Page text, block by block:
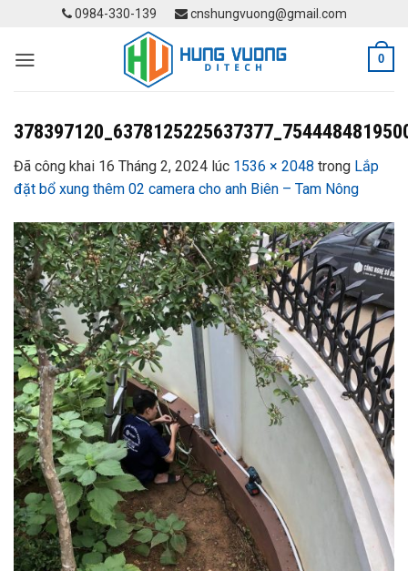
content
0984-330-139 cnshungvuong@gmail.com
0
Đã công khai 16 Tháng 2, 2024 lúc 1536 × 2048 trong Lắp
đặt bổ xung thêm 02 camera cho anh Biên – Tam Nông